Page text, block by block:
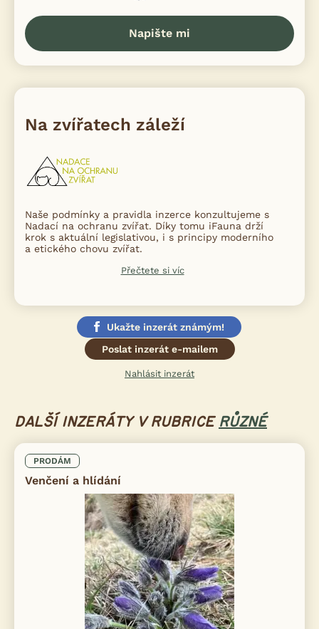
Napište mi
Na zvířatech záleží
Naše podmínky a pravidla inzerce konzultujeme s
Nadací na ochranu zvířat. Díky tomu iFauna drží
krok s aktuální legislativou, i s principy moderního
a etického chovu zvířat.
Přečtete si víc
Ukažte inzerát známým!
Poslat inzerát e-mailem
Nahlásit inzerát
DALŠÍ INZERÁTY V RUBRICE RŮZNÉ
PRODÁM
Venčení a hlídání